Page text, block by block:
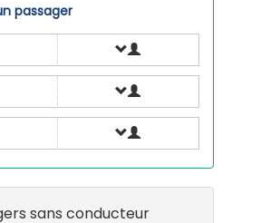
passager
sans conducteur